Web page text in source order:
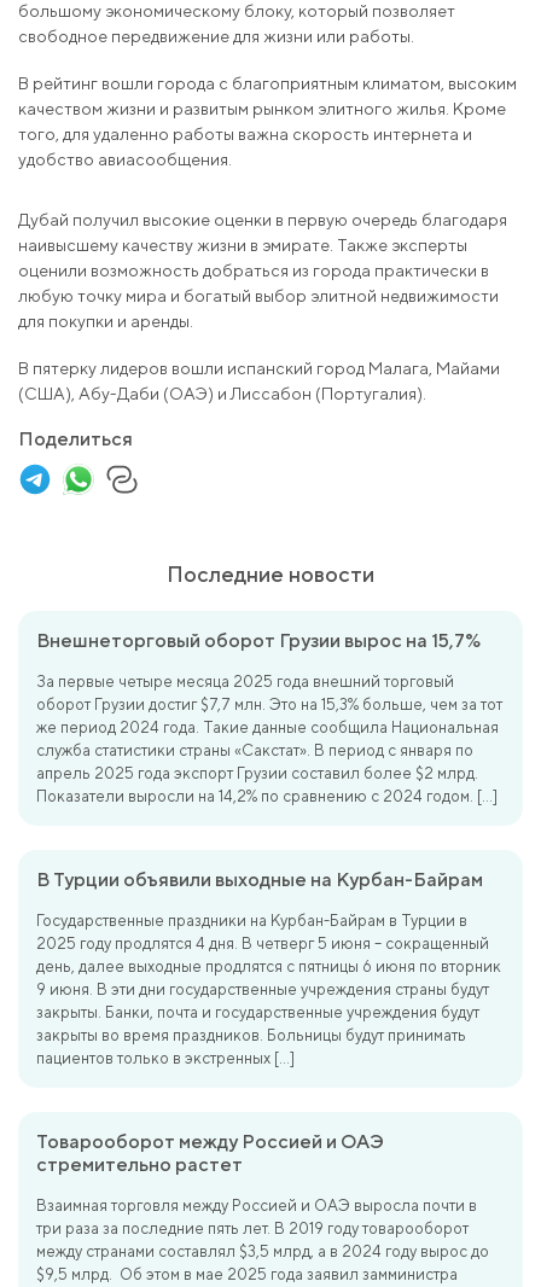
большому экономическому блоку, который позволяет
свободное передвижение для жизни или работы.
В рейтинг вошли города с благоприятным климатом, высоким
качеством жизни и развитым рынком элитного жилья. Кроме
того, для удаленно работы важна скорость интернета и
удобство авиасообщения.
Дубай получил высокие оценки в первую очередь благодаря
наивысшему качеству жизни в эмирате. Также эксперты
оценили возможность добраться из города практически в
любую точку мира и богатый выбор элитной недвижимости
для покупки и аренды.
В пятерку лидеров вошли испанский город Малага, Майами
(США), Абу-Даби (ОАЭ) и Лиссабон (Португалия).
Поделиться
Последние новости
Внешнеторговый оборот Грузии вырос на 15,7%
За первые четыре месяца 2025 года внешний торговый
оборот Грузии достиг $7,7 млн. Это на 15,3% больше, чем за тот
же период 2024 года. Такие данные сообщила Национальная
служба статистики страны «Сакстат». В период с января по
апрель 2025 года экспорт Грузии составил более $2 млрд.
Показатели выросли на 14,2% по сравнению с 2024 годом. […]
В Турции объявили выходные на Курбан-Байрам
Государственные праздники на Курбан-Байрам в Турции в
2025 году продлятся 4 дня. В четверг 5 июня – сокращенный
день, далее выходные продлятся с пятницы 6 июня по вторник
9 июня. В эти дни государственные учреждения страны будут
закрыты. Банки, почта и государственные учреждения будут
закрыты во время праздников. Больницы будут принимать
пациентов только в экстренных […]
Товарооборот между Россией и ОАЭ
стремительно растет
Взаимная торговля между Россией и ОАЭ выросла почти в
три раза за последние пять лет. В 2019 году товарооборот
между странами составлял $3,5 млрд, а в 2024 году вырос до
$9,5 млрд. Об этом в мае 2025 года заявил замминистра